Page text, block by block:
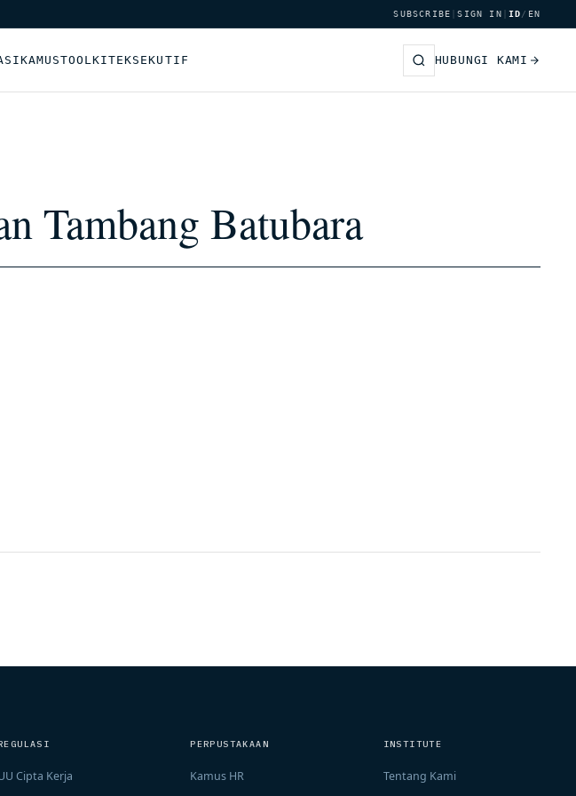
SUBSCRIBE |SIGN IN ID/ EN
KAMUSTOOLKITEKSEKUTIF HUBUNGI KAMI
Tambang Batubara
Cipta Kerja
PERPUSTAKAAN
Kamus HR
INSTITUTE
Tentang Kami